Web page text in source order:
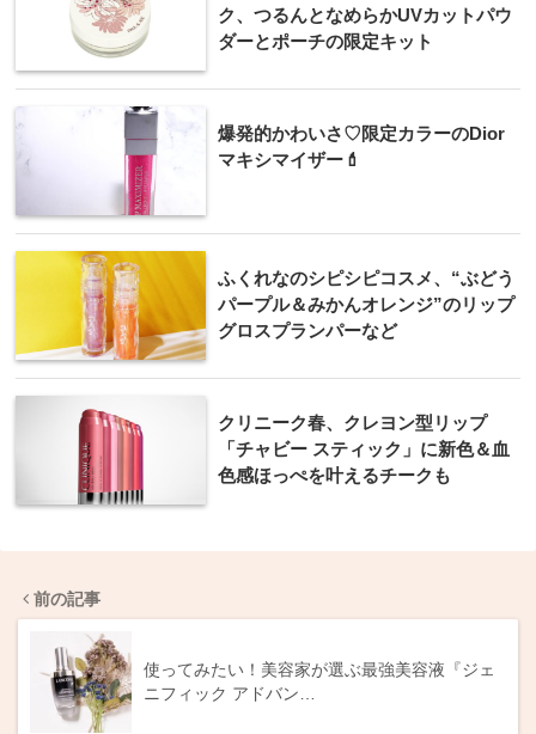
ク、つるんとなめらかUVカットパウ
ダーとポーチの限定キット
爆発的かわいさ♡限定カラーのDior
マキシマイザー💄
ふくれなのシピシピコスメ、“ぶどう
パープル＆みかんオレンジ”のリップ
グロスプランパーなど
クリニーク春、クレヨン型リップ
「チャビー スティック」に新色＆血
色感ほっぺを叶えるチークも
前の記事
使ってみたい！美容家が選ぶ最強美容液『ジェ
ニフィック アドバン…